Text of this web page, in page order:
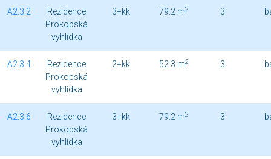
A2.3.2
Rezidence
Prokopská
vyhlídka
3+kk 79.2 m2 3
A2.3.4
Rezidence
Prokopská
vyhlídka
2+kk 52.3 m2 3
A2.3.6
Rezidence
Prokopská
vyhlídka
3+kk 79.2 m2 3